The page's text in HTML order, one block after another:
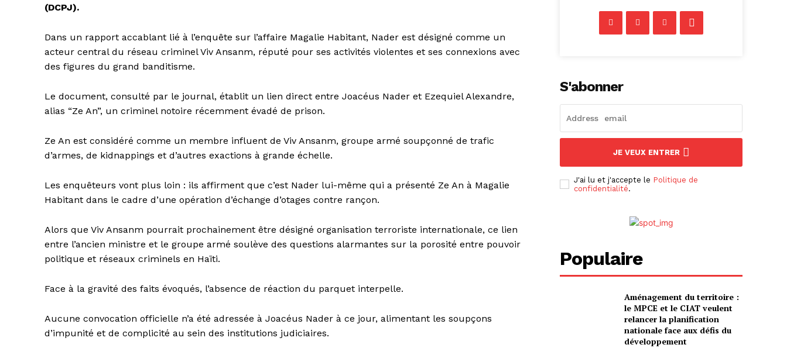
(DCPJ).
Dans un rapport accablant lié à l’enquête sur l’affaire Magalie Habitant, Nader est désigné comme un
acteur central du réseau criminel Viv Ansanm, réputé pour ses activités violentes et ses connexions avec
des figures du grand banditisme.
Le document, consulté par le journal, établit un lien direct entre Joacéus Nader et Ezequiel Alexandre,
alias “Ze An”, un criminel notoire récemment évadé de prison.
Ze An est considéré comme un membre influent de Viv Ansanm, groupe armé soupçonné de trafic
d’armes, de kidnappings et d’autres exactions à grande échelle.
Les enquêteurs vont plus loin : ils affirment que c’est Nader lui-même qui a présenté Ze An à Magalie
Habitant dans le cadre d’une opération d’échange d’otages contre rançon.
Alors que Viv Ansanm pourrait prochainement être désigné organisation terroriste internationale, ce lien
entre l’ancien ministre et le groupe armé soulève des questions alarmantes sur la porosité entre pouvoir
politique et réseaux criminels en Haïti.
Face à la gravité des faits évoqués, l’absence de réaction du parquet interpelle.
Aucune convocation officielle n’a été adressée à Joacéus Nader à ce jour, alimentant les soupçons
d’impunité et de complicité au sein des institutions judiciaires.
S'abonner
JE VEUX ENTRER
J'ai lu et j'accepte le Politique de
confidentialité.
Populaire
Aménagement du territoire :
le MPCE et le CIAT veulent
relancer la planification
nationale face aux défis du
développement